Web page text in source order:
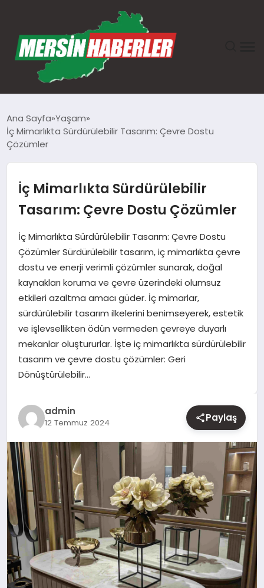
GÜNDEM
SAĞLIK
TEKNOLOJI
SPOR
YAŞAM
EĞITIM
Ana Sayfa Yaşam
İç Mimarlıkta Sürdürülebilir Tasarım: Çevre Dostu
Çözümler
İç Mimarlıkta Sürdürülebilir
Tasarım: Çevre Dostu Çözümler
İç Mimarlıkta Sürdürülebilir Tasarım: Çevre Dostu
Çözümler Sürdürülebilir tasarım, iç mimarlıkta çevre
dostu ve enerji verimli çözümler sunarak, doğal
kaynakları koruma ve çevre üzerindeki olumsuz
etkileri azaltma amacı güder. İç mimarlar,
sürdürülebilir tasarım ilkelerini benimseyerek, estetik
ve işlevsellikten ödün vermeden çevreye duyarlı
mekanlar oluştururlar. İşte iç mimarlıkta sürdürülebilir
tasarım ve çevre dostu çözümler: Geri
Dönüştürülebilir…
admin
12 Temmuz 2024 Paylaş